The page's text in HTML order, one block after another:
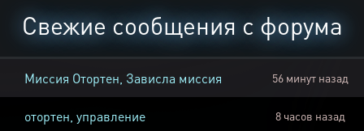
Свежие сообщения с форума
Миссия Отортен, Зависла миссия 56 минут назад
отортен, управление 8 часов назад